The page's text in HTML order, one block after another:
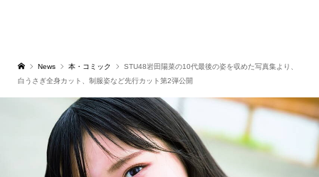
News 本・コミック
STU48岩田陽菜の10代最後の姿を収めた写真集より、
白うさぎ全身カット、制服姿など先行カット第2弾公開